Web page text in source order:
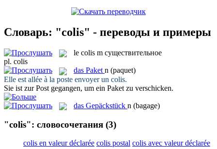
Словарь: "colis" - переводы и примеры
le colis m существительное
pl. colis
das Paket n (paquet)
Elle est allée à la poste envoyer un colis.
Sie ist zur Post gegangen, um ein Paket zu verschicken.
das Gepäckstück n (bagage)
"colis": словосочетания (3)
colis en valeur déclarée colis postal colis avec valeur déclarée